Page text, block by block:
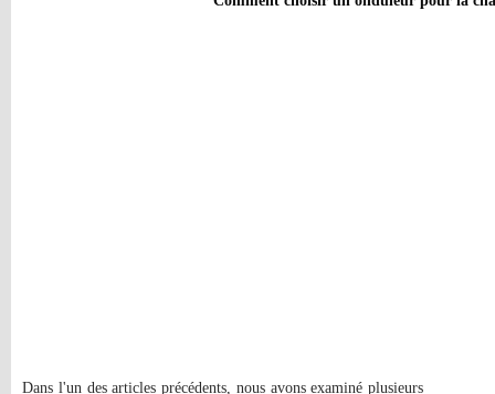
Dans l'un des articles précédents, nous avons examiné plusieurs